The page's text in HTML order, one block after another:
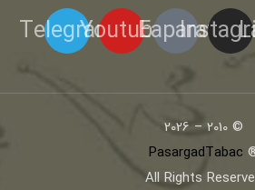
Eaparat
Youtube
Telegram
© 2010 – 2026
PasargadTabac
All Rights